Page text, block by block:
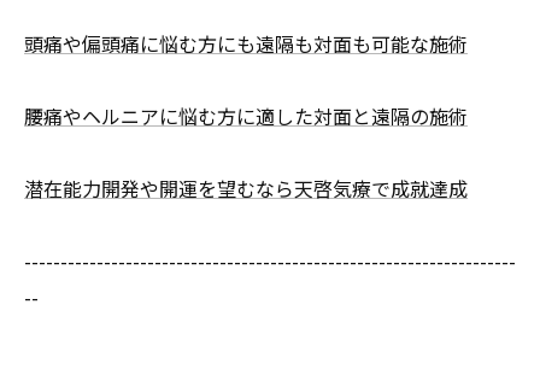
頭痛や偏頭痛に悩む方にも遠隔も対面も可能な施術
腰痛やヘルニアに悩む方に適した対面と遠隔の施術
潜在能力開発や開運を望むなら天啓気療で成就達成
--------------------------------------------------------------------
--